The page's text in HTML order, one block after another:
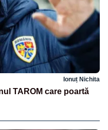
Ionuț Nichita
TAROM care poartă